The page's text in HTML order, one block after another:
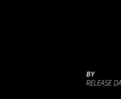
BY
RELEASE